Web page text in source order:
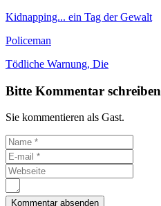
Kidnapping... ein Tag der Gewalt
Policeman
Tödliche Warnung, Die
Bitte Kommentar schreiben
Sie kommentieren als Gast.